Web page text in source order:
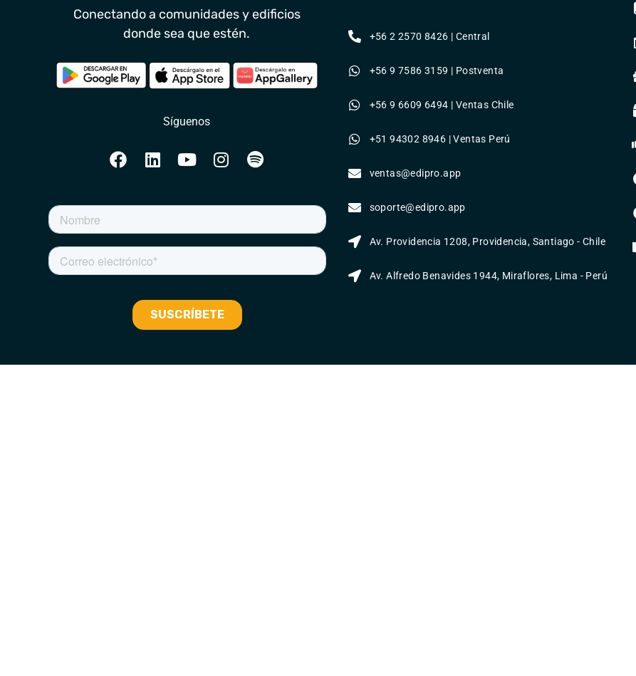
Conectando a comunidades y edificios
donde sea que estén.
Síguenos
+56 2 2570 8426 | Central
+56 9 7586 3159 | Postventa
+56 9 6609 6494 | Ventas Chile
+51 94302 8946 | Ventas Perú
ventas@edipro.app
soporte@edipro.app
Av. Providencia 1208, Providencia, Santiago - Chile
Av. Alfredo Benavides 1944, Miraflores, Lima - Perú